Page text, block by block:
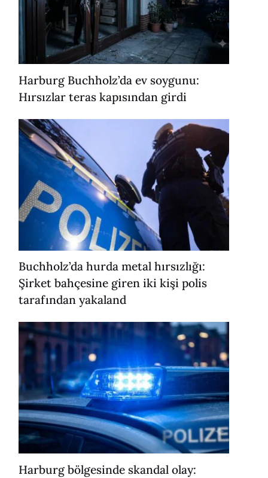
Harburg Buchholz’da ev soygunu:
Hırsızlar teras kapısından girdi
Buchholz’da hurda metal hırsızlığı:
Şirket bahçesine giren iki kişi polis
tarafından yakaland
Harburg bölgesinde skandal olay: